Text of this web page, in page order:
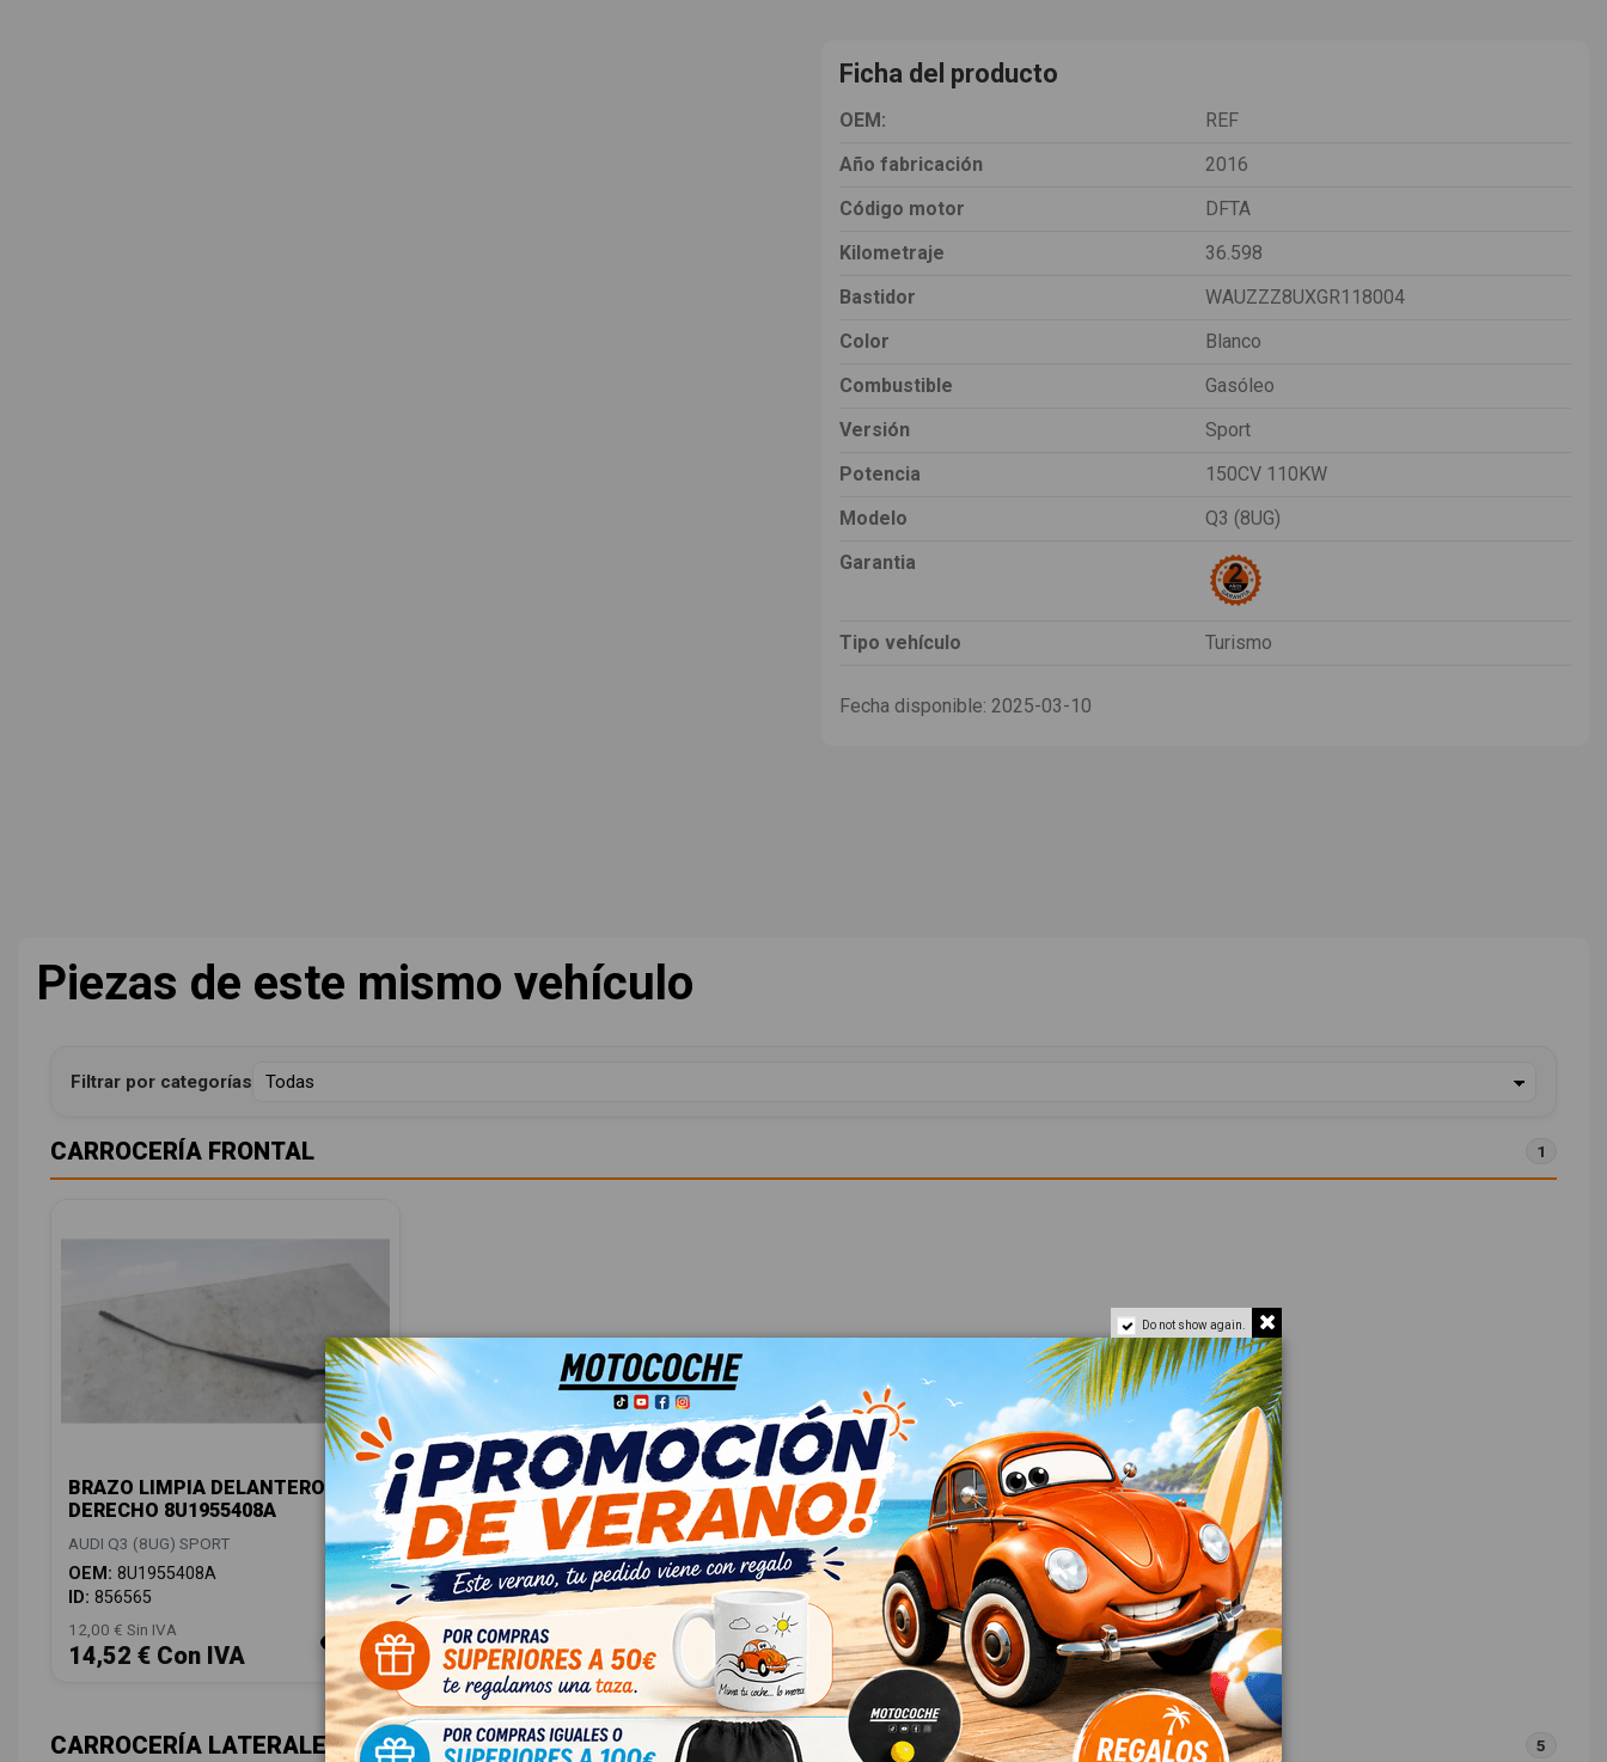
Ficha del producto
OEM:
REF
Año fabricación
2016
Código motor
DFTA
Kilometraje
36.598
Bastidor
WAUZZZ8UXGR118004
Color
Blanco
Combustible
Gasóleo
Versión
Sport
Potencia
150CV 110KW
Modelo
Q3 (8UG)
Garantia
Tipo vehículo Turismo
Fecha disponible: 2025-03-10
Piezas de este mismo vehículo
Filtrar por categorías
CARROCERÍA FRONTAL 1
BRAZO LIMPIA DELANTERO
DERECHO 8U1955408A
AUDI Q3 (8UG) SPORT
OEM: 8U1955408A
ID: 856565
12,00 € Sin IVA
14,52 € Con IVA
CARROCERÍA LATERALES 5
Do not show again.